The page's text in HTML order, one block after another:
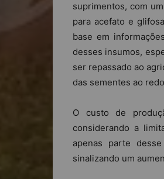
suprimentos, com
para acefato e
base em
desses insumos,
ser repassado ao
das sementes ao
O custo de
considerando a
apenas parte
sinalizando um